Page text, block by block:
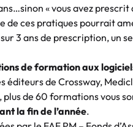
« vous avez prescrit
ces pratiques pourrait
3 ans de prescription, un
de formation aux
de Crossway,
de 60 formations vous
la fin de l’année.